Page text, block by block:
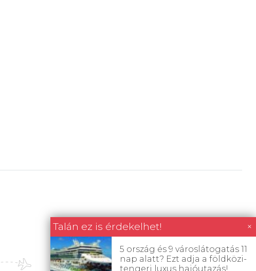
Talán ez is érdekelhet! ×
5 ország és 9 városlátogatás 11
nap alatt? Ezt adja a földközi-
tengeri luxus hajóutazás!